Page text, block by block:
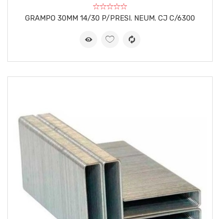
GRAMPO 30MM 14/30 P/PRESI. NEUM. CJ C/6300